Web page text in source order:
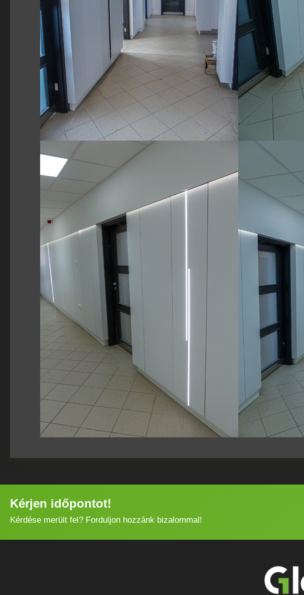
Kérjen időpontot!
Kérdése merült fel? Forduljon hozzánk bizalommal!